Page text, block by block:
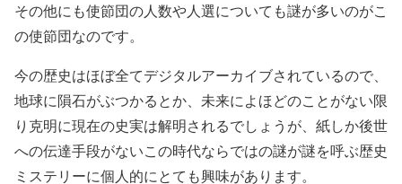
その他にも使節団の人数や人選についても謎が多いのがこ
の使節団なのです。
今の歴史はほぼ全てデジタルアーカイブされているので、
地球に隕石がぶつかるとか、未来によほどのことがない限
り克明に現在の史実は解明されるでしょうが、紙しか後世
への伝達手段がないこの時代ならではの謎が謎を呼ぶ歴史
ミステリーに個人的にとても興味があります。